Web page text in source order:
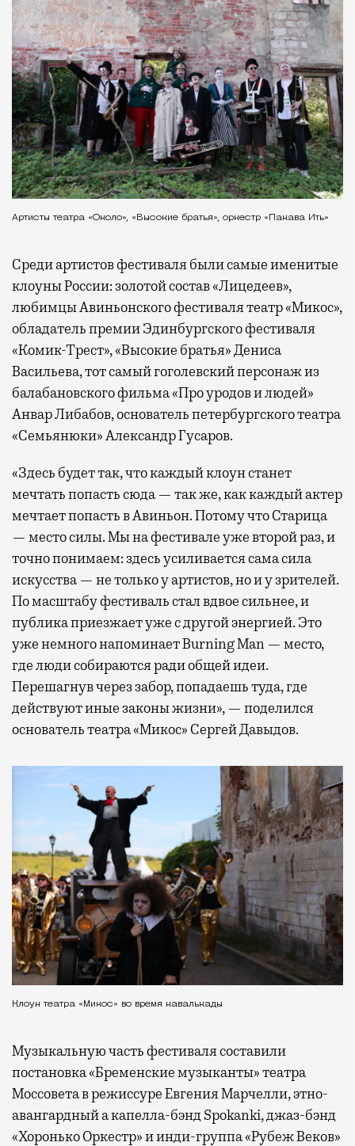
Артисты театра «Около», «Высокие братья», оркестр «Пакава Ить»
Среди артистов фестиваля были самые именитые
клоуны России: золотой состав «Лицедеев»,
любимцы Авиньонского фестиваля театр «Микос»,
обладатель премии Эдинбургского фестиваля
«Комик-Трест», «Высокие братья» Дениса
Васильева, тот самый гоголевский персонаж из
балабановского фильма «Про уродов и людей»
Анвар Либабов, основатель петербургского театра
«Семьянюки» Александр Гусаров.
«Здесь будет так, что каждый клоун станет
мечтать попасть сюда — так же, как каждый актер
мечтает попасть в Авиньон. Потому что Старица
— место силы. Мы на фестивале уже второй раз, и
точно понимаем: здесь усиливается сама сила
искусства — не только у артистов, но и у зрителей.
По масштабу фестиваль стал вдвое сильнее, и
публика приезжает уже с другой энергией. Это
уже немного напоминает Burning Man — место,
где люди собираются ради общей идеи.
Перешагнув через забор, попадаешь туда, где
действуют иные законы жизни», — поделился
основатель театра «Микос» Сергей Давыдов.
Клоун театра «Микос» во время кавалькады
Музыкальную часть фестиваля составили
постановка «Бременские музыканты» театра
Моссовета в режиссуре Евгения Марчелли, этно-
авангардный а капелла-бэнд Spokanki, джаз-бэнд
«Хоронько Оркестр» и инди-группа «Рубеж Веков»